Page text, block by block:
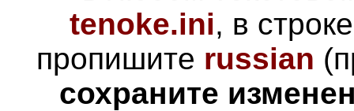
tenoke.ini, в
пропишите russian
сохраните